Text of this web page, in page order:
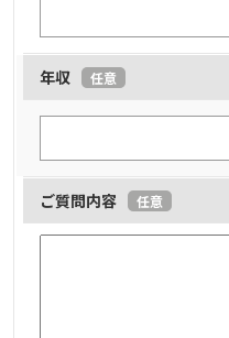
年収 任意
ご質問内容 任意